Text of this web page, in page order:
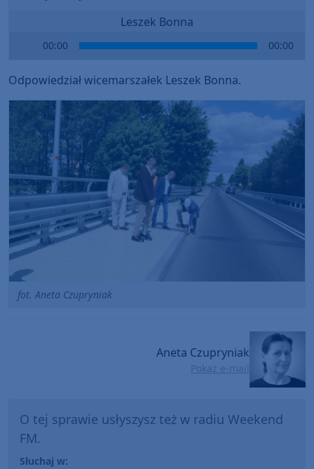
Leszek Bonna
00:00 00:00
Odpowiedział wicemarszałek Leszek Bonna.
fot. Aneta Czupryniak
Aneta Czupryniak
Pokaż e-mail
O tej sprawie usłyszysz też w radiu Weekend
FM.
Słuchaj w: